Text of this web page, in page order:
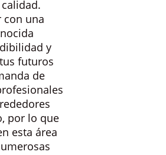
con una
y
futuros
de
por lo que
esta área